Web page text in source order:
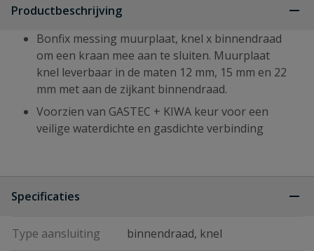
Productbeschrijving
Bonfix messing muurplaat, knel x binnendraad
om een kraan mee aan te sluiten. Muurplaat
knel leverbaar in de maten 12 mm, 15 mm en 22
mm met aan de zijkant binnendraad.
Voorzien van GASTEC + KIWA keur voor een
veilige waterdichte en gasdichte verbinding
Specificaties
Type aansluiting binnendraad, knel